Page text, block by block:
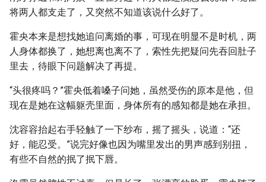
将两人都支走了，又突然不知道该说什么好了。
霍央本来是想找她追问离婚的事，可现在明显不是时机，两
人身体都换了，她想离也离不了，索性先把疑问先吞回肚子
里去，待眼下问题解决了再提。
“头很疼吗？”霍央低着嗓子问她，虽然受伤的原本是他，但
现在是她在这幅躯壳里面，身体所有的感知都是她在承担。
沈容容抬起右手轻触了一下纱布，摇了摇头，说道：“还
好，能忍受。”说完好像也因为嘴里发出的男声感到别扭，
有些不自然的抿了抿下唇。